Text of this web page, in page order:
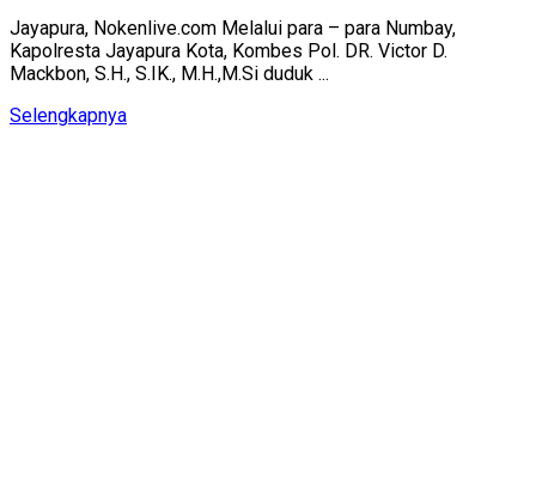
Jayapura, Nokenlive.com Melalui para – para Numbay,
Kapolresta Jayapura Kota, Kombes Pol. DR. Victor D.
Mackbon, S.H., S.IK., M.H.,M.Si duduk ...
SelengkapnyaDetails